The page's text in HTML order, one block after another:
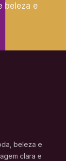
beleza e
beleza e
clara e